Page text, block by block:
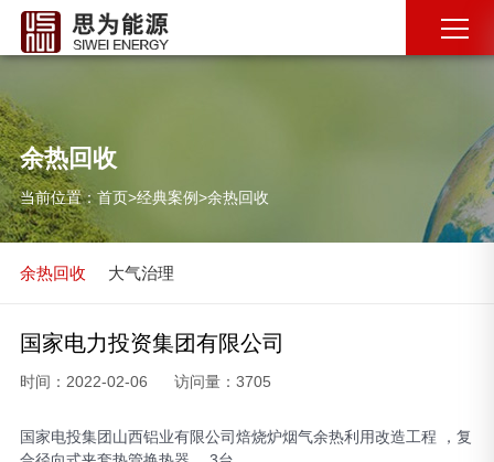
余热回收
当前位置： 首页>经典案例>余热回收
余热回收 大气治理
国家电力投资集团有限公司
时间：2022-02-06 访问量：3705
国家电投集团山西铝业有限公司焙烧炉烟气余热利用改造工程 ，复